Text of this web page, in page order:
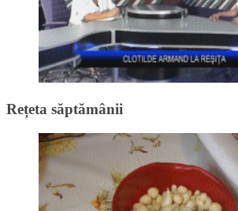
Rețeta săptămânii